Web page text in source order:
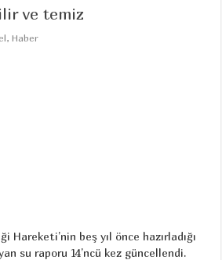
ve temiz
,Haber
Hareketi’nin beş yıl önce hazırladığı
su raporu 14’ncü kez güncellendi.